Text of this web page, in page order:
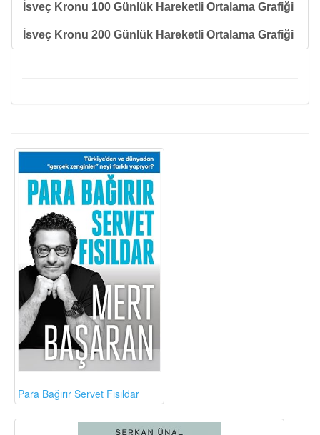
İsveç Kronu 100 Günlük Hareketli Ortalama Grafiği
İsveç Kronu 200 Günlük Hareketli Ortalama Grafiği
Para Bağırır Servet Fısıldar